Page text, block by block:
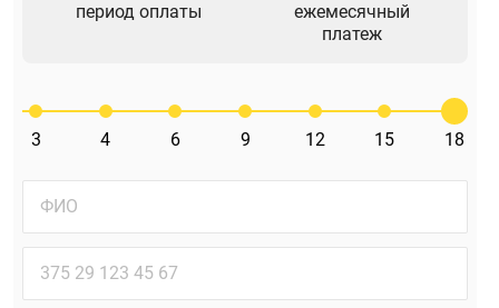
период оплаты
ежемесячный
платеж
18
15
12
9
6
4
3